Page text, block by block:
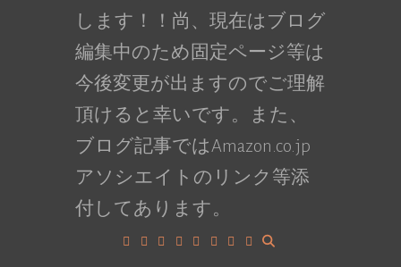
します！！尚、現在はブログ
編集中のため固定ページ等は
今後変更が出ますのでご理解
頂けると幸いです。また、
ブログ記事ではAmazon.co.jp
アソシエイトのリンク等添
付してあります。